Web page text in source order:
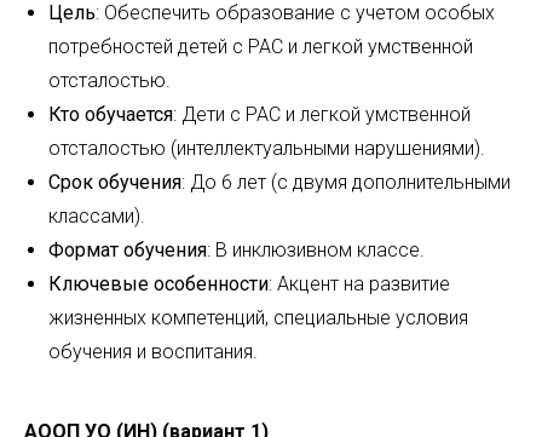
Цель: Обеспечить образование с учетом особых
потребностей детей с РАС и легкой умственной
отсталостью.
Кто обучается: Дети с РАС и легкой умственной
отсталостью (интеллектуальными нарушениями).
Срок обучения: До 6 лет (с двумя дополнительными
классами).
Формат обучения: В инклюзивном классе.
Ключевые особенности: Акцент на развитие
жизненных компетенций, специальные условия
обучения и воспитания.
АООП УО (ИН) (вариант 1)